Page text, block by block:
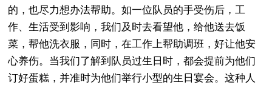
的，也尽力想办法帮助。如一位队员的手受伤后，工
作、生活受到影响，我们及时去看望他，给他送去饭
菜，帮他洗衣服，同时，在工作上帮助调班，好让他安
心养伤。当我们了解到队员过生日时，都会提前为他们
订好蛋糕，并准时为他们举行小型的生日宴会。这种人